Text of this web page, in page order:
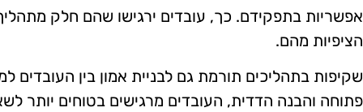
אפשריות בתפקידם. כך, עובדים ירגישו שהם חלק
הציפיות מהם.
שקיפות בתהליכים תורמת גם לבניית אמון בין
פתוחה והבנה הדדית, העובדים מרגישים בטוחים יותר